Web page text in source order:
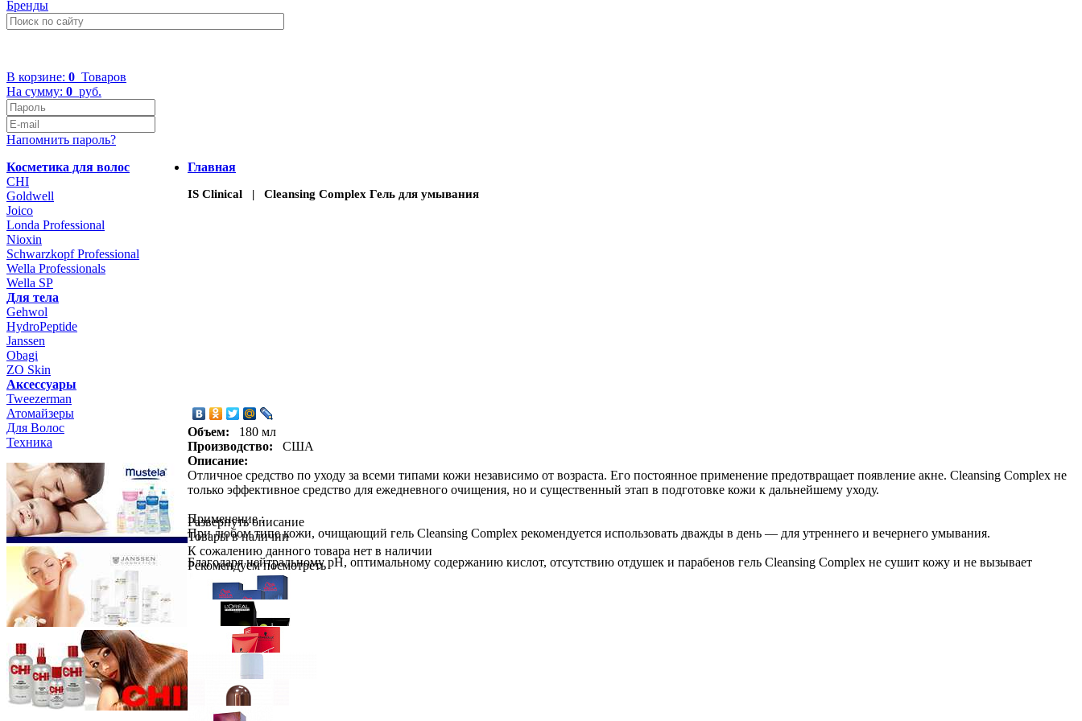
Бренды
В корзине: 0 Товаров
На сумму: 0 руб.
Напомнить пароль?
Косметика для волос
CHI
Goldwell
Joico
Londa Professional
Nioxin
Schwarzkopf Professional
Wella Professionals
Wella SP
Для тела
Gehwol
HydroPeptide
Janssen
Obagi
ZO Skin
Aксессуары
Tweezerman
Атомайзеры
Для Волос
Техника
Главная
IS Clinical | Cleansing Complex Гель для умывания
Объем:
180 мл
Производство:
США
Описание:
Отличное средство по уходу за всеми типами кожи независимо от возраста. Его постоянное применение предотвращает появление акне. Cleansing Complex не
только эффективное средство для ежедневного очищения, но и существенный этап в подготовке кожи к дальнейшему уходу.
Применение :
При любом типе кожи, очищающий гель Cleansing Complex рекомендуется использовать дважды в день — для утреннего и вечернего умывания.
Благодаря нейтральному pH, оптимальному содержанию кислот, отсутствию отдушек и парабенов гель Cleansing Complex не сушит кожу и не вызывает
чувства стянутости.
Развернуть описание
Товары в наличии
К сожалению данного товара нет в наличии
Рекомендуем посмотреть
Wella Professionals